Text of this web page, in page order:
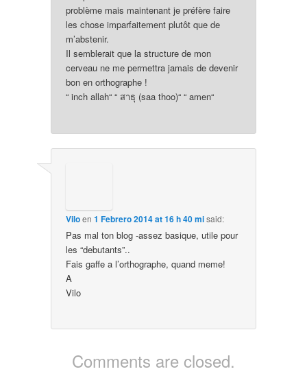
problème mais maintenant je préfère faire
les chose imparfaitement plutôt que de
m’abstenir.
Il semblerait que la structure de mon
cerveau ne me permettra jamais de devenir
bon en orthographe !
“ inch allah“ “ สาธุ (saa thoo)“ “ amen“
Viloen1 Febrero 2014 at 16 h 40 misaid:
Pas mal ton blog -assez basique, utile pour
les “debutants”..
Fais gaffe a l’orthographe, quand meme!
A
Vilo
Comments are closed.